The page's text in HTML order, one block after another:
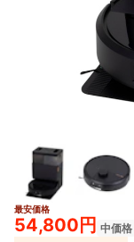
最安価格
54,800円 中価格